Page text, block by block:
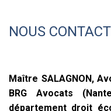
NOUS
Maître SALAGNON,
BRG Avocats
département droit